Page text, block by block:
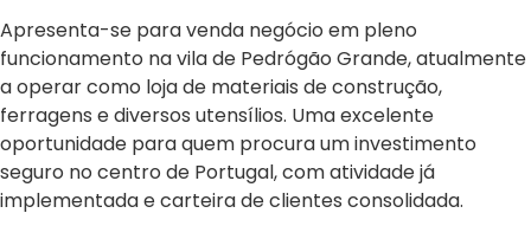
Apresenta-se para venda negócio em pleno
funcionamento na vila de Pedrógão Grande, atualmente
a operar como loja de materiais de construção,
ferragens e diversos utensílios. Uma excelente
oportunidade para quem procura um investimento
seguro no centro de Portugal, com atividade já
implementada e carteira de clientes consolidada.